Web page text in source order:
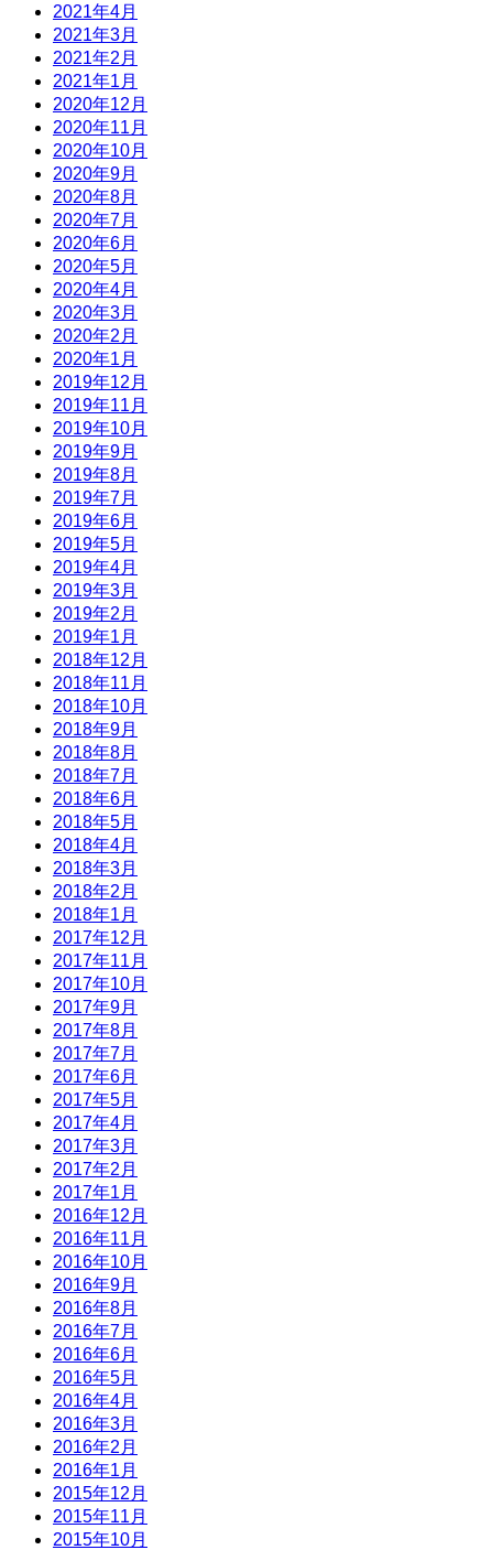
2021年4月
2021年3月
2021年2月
2021年1月
2020年12月
2020年11月
2020年10月
2020年9月
2020年8月
2020年7月
2020年6月
2020年5月
2020年4月
2020年3月
2020年2月
2020年1月
2019年12月
2019年11月
2019年10月
2019年9月
2019年8月
2019年7月
2019年6月
2019年5月
2019年4月
2019年3月
2019年2月
2019年1月
2018年12月
2018年11月
2018年10月
2018年9月
2018年8月
2018年7月
2018年6月
2018年5月
2018年4月
2018年3月
2018年2月
2018年1月
2017年12月
2017年11月
2017年10月
2017年9月
2017年8月
2017年7月
2017年6月
2017年5月
2017年4月
2017年3月
2017年2月
2017年1月
2016年12月
2016年11月
2016年10月
2016年9月
2016年8月
2016年7月
2016年6月
2016年5月
2016年4月
2016年3月
2016年2月
2016年1月
2015年12月
2015年11月
2015年10月